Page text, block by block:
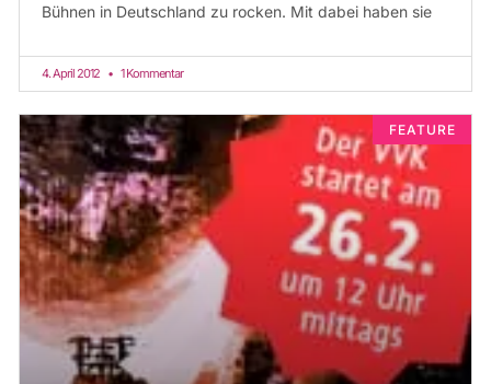
Bühnen in Deutschland zu rocken. Mit dabei haben sie
4. April 2012 1 Kommentar
FEATURE